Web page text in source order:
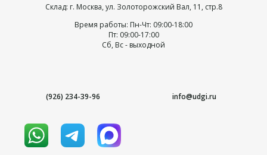
Склад: г. Москва, ул. Золоторожский Вал, 11, стр.8
Время работы: Пн-Чт: 09:00-18:00
Пт: 09:00-17:00
Сб, Вс - выходной
(926) 234-39-96 info@udgi.ru